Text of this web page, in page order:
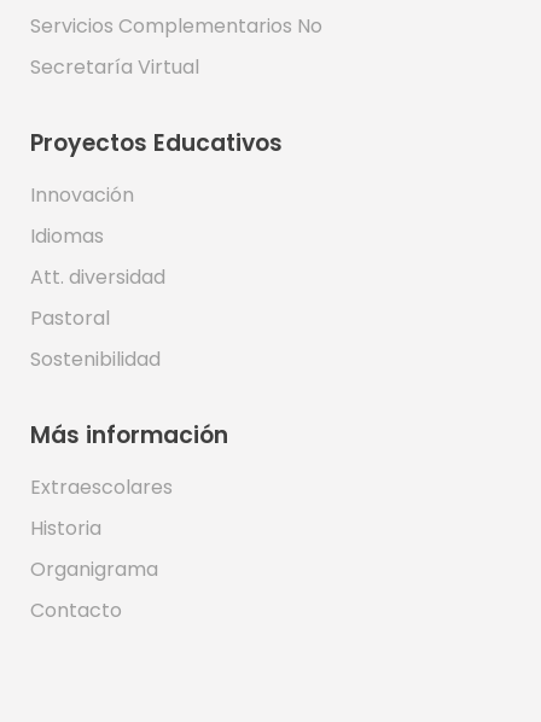
Servicios Complementarios No
Secretaría Virtual
Proyectos Educativos
Innovación
Idiomas
Att. diversidad
Pastoral
Sostenibilidad
Más información
Extraescolares
Historia
Organigrama
Contacto